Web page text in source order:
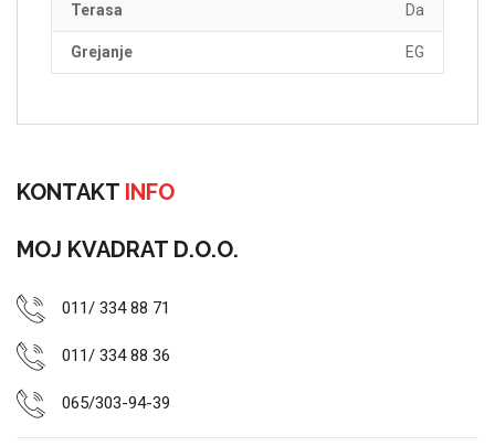
Terasa Da
Grejanje EG
KONTAKT INFO
MOJ KVADRAT D.O.O.
011/ 334 88 71
011/ 334 88 36
065/303-94-39